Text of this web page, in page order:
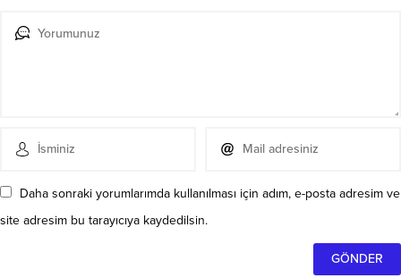
Daha sonraki yorumlarımda kullanılması için adım, e-posta adresim ve
site adresim bu tarayıcıya kaydedilsin.